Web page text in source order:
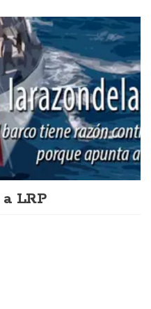
LRP